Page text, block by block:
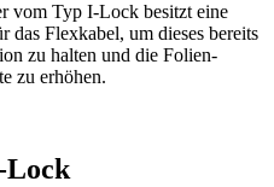
vom Typ I‐Lock besitzt eine
das Flexkabel, um dieses bereits
zu halten und die Folien‐
zu erhöhen.
Lock